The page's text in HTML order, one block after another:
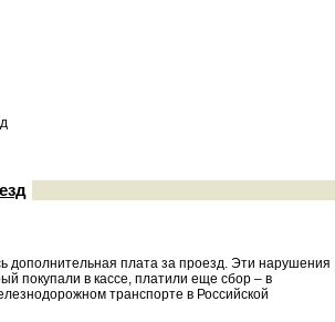
дополнительная плата за проезд. Эти нарушения
покупали в кассе, платили еще сбор – в
транспорте в Российской